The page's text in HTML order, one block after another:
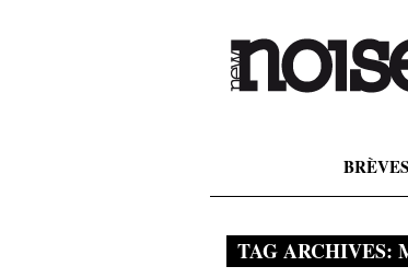
BRÈVES
TAG ARCHIVES: